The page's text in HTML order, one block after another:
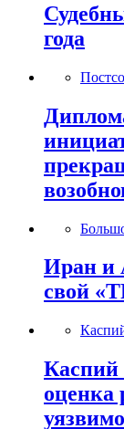
года
Иран и
свой
Каспий
оценка